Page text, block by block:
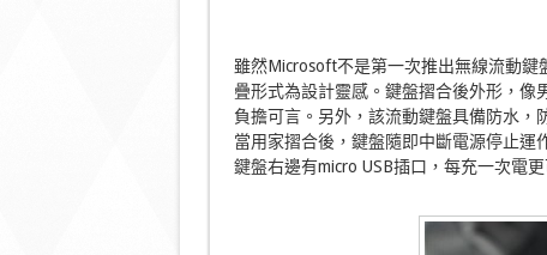
雖然Microsoft不是第一次推出無線流動鍵
疊形式為設計靈感。鍵盤摺合後外形，像
負擔可言。另外，該流動鍵盤具備防水，
當用家摺合後，鍵盤隨即中斷電源停止運
鍵盤右邊有micro USB插口，每充一次電